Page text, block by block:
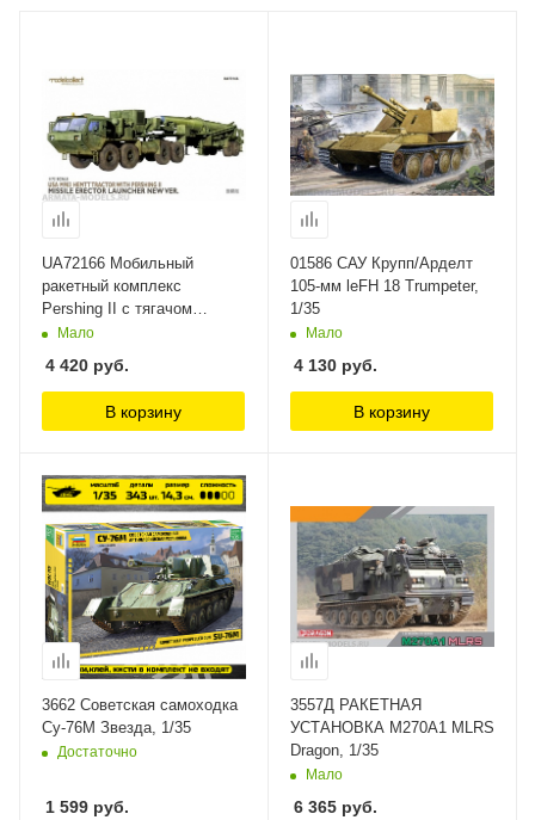
UA72166 Мобильный
ракетный комплекс
Pershing II с тягачом
Oshkosh M983 Modelcollect
Мало
4 420 руб.
В корзину
01586 САУ Крупп/Арделт
105-мм leFH 18 Trumpeter,
1/35
Мало
4 130 руб.
В корзину
3662 Советская самоходка
Су-76М Звезда, 1/35
Достаточно
1 599 руб.
3557Д РАКЕТНАЯ
УСТАНОВКА M270A1 MLRS
Dragon, 1/35
Мало
6 365 руб.